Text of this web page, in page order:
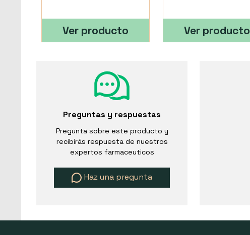
Ver producto Ver producto
Preguntas y respuestas
Pregunta sobre este producto y
recibirás respuesta de nuestros
expertos farmaceuticos
Haz una pregunta